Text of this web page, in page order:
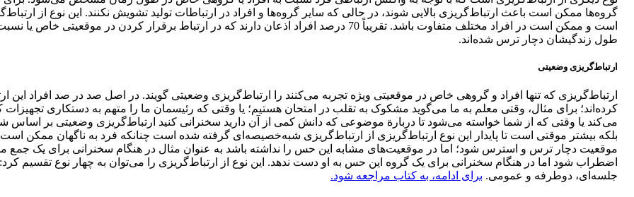
گروه‌ها ممکن است باعث ارتباط‌گریزی بالایی شوند، در حالی که سایر گروه‌ها و افراد در ارتباطات تولید تشویش نکنند. این نوع از
است و ممکن است در افراد مختلف متفاوت باشد. تقریباً 70 درصد افراد اذعان دارند که در ارتباط برقرار کردن در
طول زندگیشان دچار ترس شده‌اند.
ارتباط‌گریزی وضعیتی
ارتباط‌گریزی که تنها افراد و گروهی خاص در موقعیتی ویژه تجربه می‌کنند را ارتباط‌گریزی وضعیتی گویند. در اصل صد در صد افراد این
کرده‌اند؛ برای مثال، وقتی معلم به ما می‌گوید مشکوک به تقلب در امتحان هستیم؛ یا وقتی که رئیسمان ما را متهم به دستکاری
می‌کند یا وقتی که از شما خواسته می‌شود تا دربارة موضوعی که دانش کمی از آن دارید سخنرانی کنید ارتباط‌گریزی وضعیتی بر
بلکه بیشتر موقتی است تا پایدار این نوع ارتباط‌گریزی از ارتباط‌گریزی شبه‌خصیصه‌ای گرفته شده است چنانکه فرد به ناگهان ممکن است
موقعیت دچار ترس و استرس شود؛ اما در موقعیت‌های مشابه این حس را نداشته باشد به عنوان مثال در هنگام سخنرانی برای یک جمع
اضطراب شود اما در هنگام سخنرانی برای یک گروه این حس به او دست ندهد. این نوع از ارتباط‌گریزی را می‌توان به چهار نوع تقسیم
جلسه‌ای، دوطرفه و عمومی. برای ادامه، به کتاب مراجعه شود.